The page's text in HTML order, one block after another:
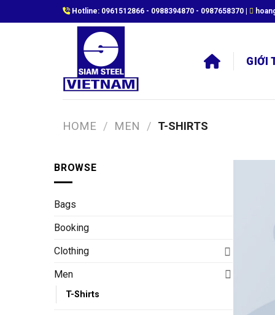
to
Hotline: 0961512866 - 0988394870 - 0987658370
GIỚI
HOME / MEN / T-SHIRTS
BROWSE
Bags
Booking
Clothing
Men
T-Shirts